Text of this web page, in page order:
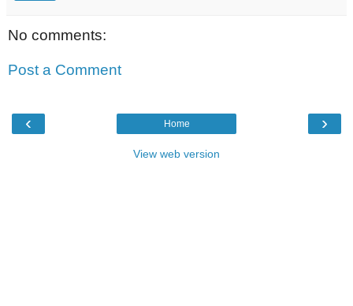
No comments:
Post a Comment
‹ ›
Home
View web version